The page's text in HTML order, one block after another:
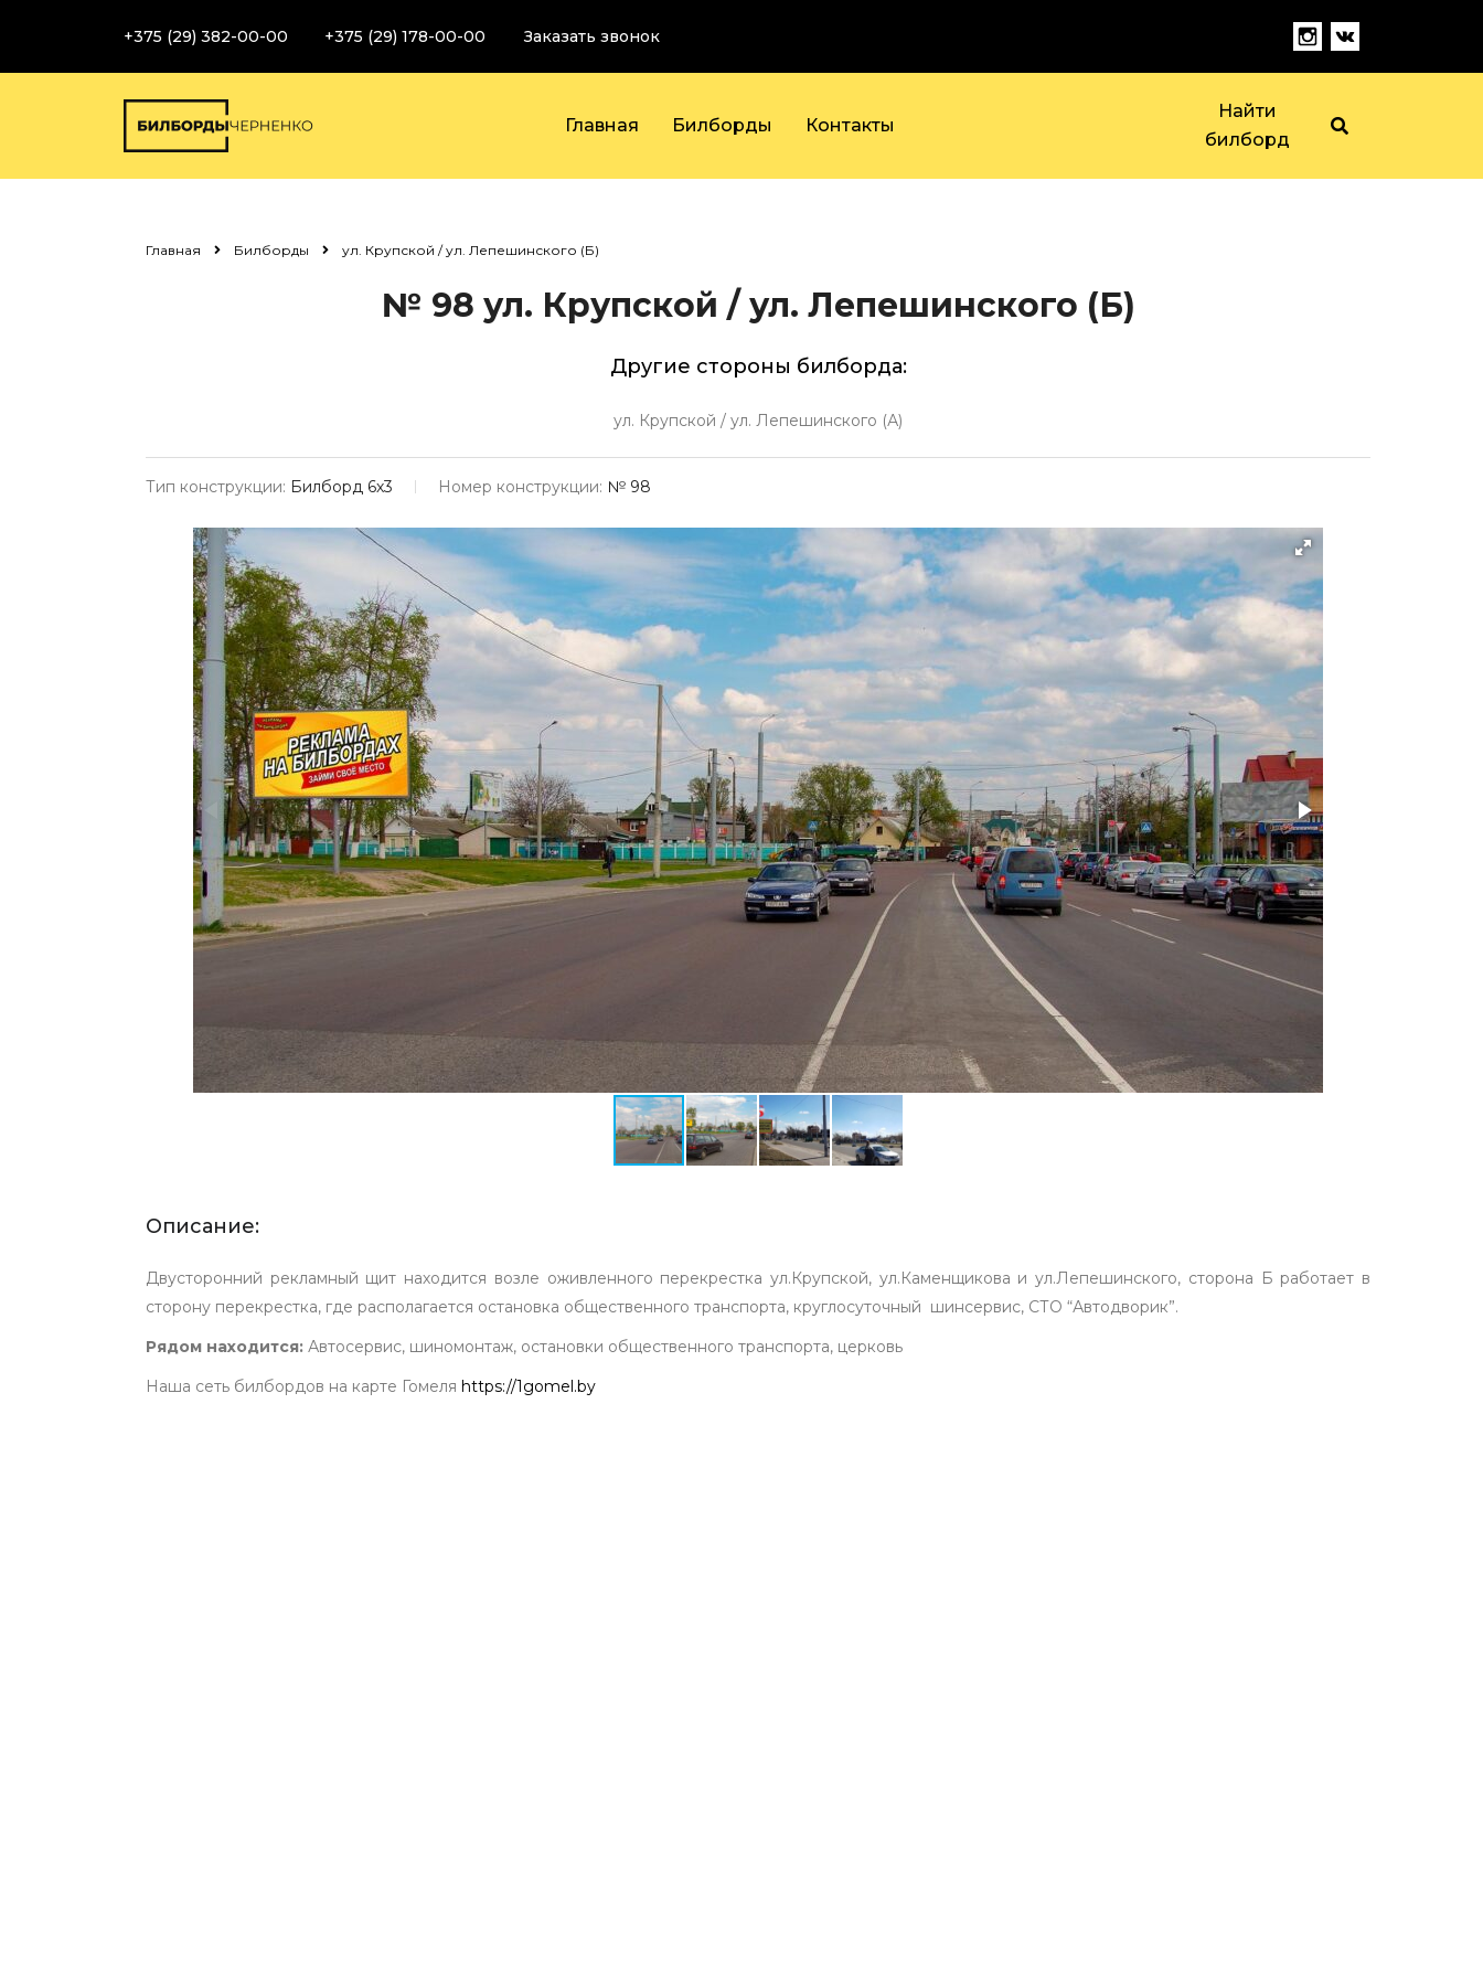
+375 (29) 382-00-00 +375 (29) 178-00-00 Заказать звонок
Главная Билборды Контакты
Найти
билборд
Главная Билборды ул. Крупской / ул. Лепешинского (Б)
№ 98 ул. Крупской / ул. Лепешинского (Б)
Другие стороны билборда:
ул. Крупской / ул. Лепешинского (А)
Тип конструкции: Билборд 6х3 Номер конструкции: № 98
Описание:
Двусторонний рекламный щит находится возле оживленного перекрестка ул.Крупской, ул.Каменщикова и ул.Лепешинского, сторона Б работает в
сторону перекрестка, где располагается остановка общественного транспорта, круглосуточный шинсервис, СТО “Автодворик”.
Рядом находится: Автосервис, шиномонтаж, остановки общественного транспорта, церковь
Наша сеть билбордов на карте Гомеля https://1gomel.by